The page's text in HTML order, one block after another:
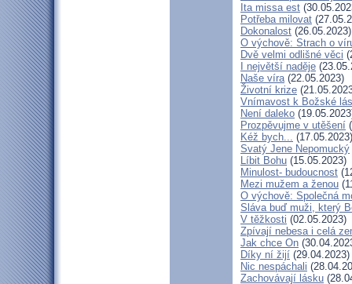
Ita missa est
Potřeba milovat
Dokonalost (26.05.2023)
O výchově: Strach o
Dvě velmi odlišné věci
I největší naděje
Naše víra(22.05.2023)
Životní krize
Vnímavost k Božské
Není daleko
Prozpěvujme v utěšení
Kéž bych... (17.05.2023)
Svatý Jene Nepomucký
Líbit Bohu (15.05.2023)
Minulost- budoucnost
Mezi mužem a ženou
O výchově: Společná
Sláva buď muži, který
V těžkosti (02.05.2023)
Zpívají nebesa i celá
Jak chce On
Díky ní žijí (29.04.2023)
Nic nespáchali
Zachovávají lásku